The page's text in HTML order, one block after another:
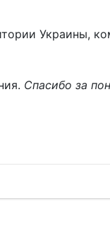
Украины,
Спасибо за